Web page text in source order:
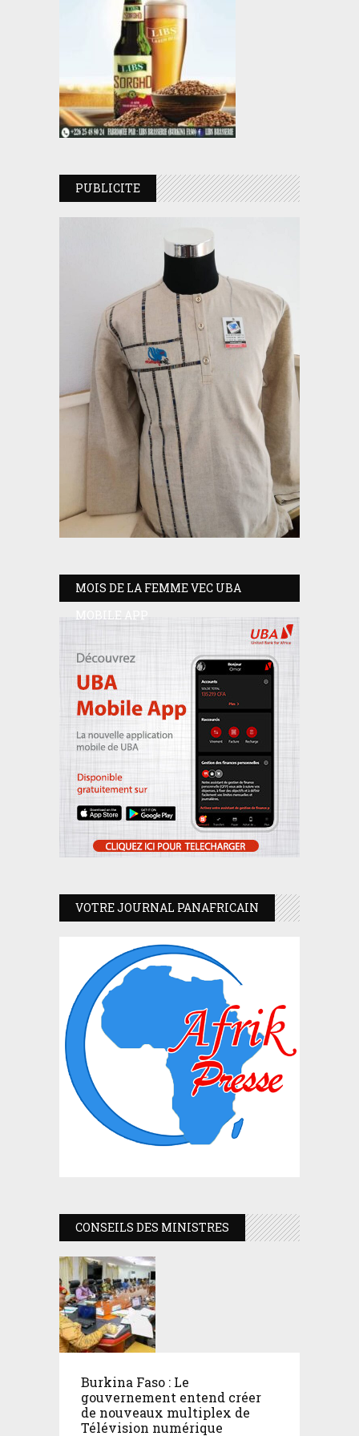
PUBLICITE
MOIS DE LA FEMME VEC UBA
MOBILE APP
VOTRE JOURNAL PANAFRICAIN
CONSEILS DES MINISTRES
Burkina Faso : Le
gouvernement entend créer
de nouveaux multiplex de
Télévision numérique